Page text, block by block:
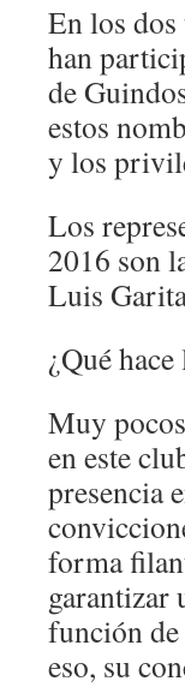
En los dos
han
de
estos
y los
Los
2016 son
Luis
¿Qué
Muy
en este
presencia
forma
garantizar
función de
eso, su